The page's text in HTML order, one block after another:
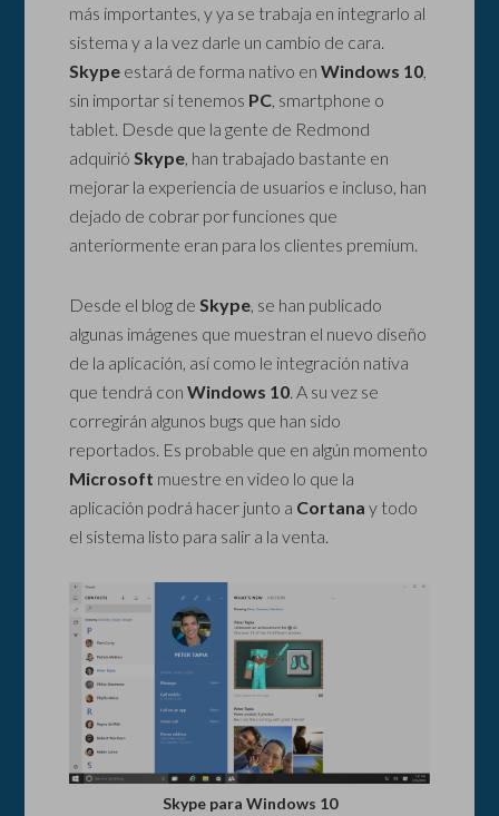
más importantes, y ya se trabaja en integrarlo al
sistema y a la vez darle un cambio de cara.
Skype estará de forma nativo enWindows 10
sin importar si tenemos PC , smartphone o
tablet. Desde que la gente de Redmond
adquirió Skype , han trabajado bastante en
mejorar la experiencia de usuarios e incluso, han
dejado de cobrar por funciones que
anteriormente eran para los clientes premium.
Desde el blog de Skype , se han publicado
algunas imágenes que muestran el nuevo diseño
de la aplicación, así como le integración nativa
que tendrá conWindows 10 . A su vez se
corregirán algunos bugs que han sido
reportados. Es probable que en algún momento
Microsoft muestre en video lo que la
aplicación podrá hacer junto a Cortana y todo
el sistema listo para salir a la venta.
Skype para Windows 10